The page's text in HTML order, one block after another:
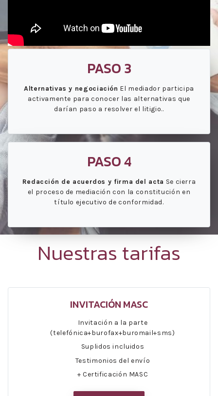
PASO 3
Alternativas y negociación El mediador participa
activamente para conocer las alternativas que
darían paso a resolver el litigio..
PASO 4
Redacción de acuerdos y firma del acta Se cierra
el proceso de mediación con la constitución en
título ejecutivo de conformidad.
Nuestras tarifas
INVITACIÓN MASC
Invitación a la parte
(telefónica+burofax+buromail+sms)
Suplidos incluidos
Testimonios del envío
+ Certificación MASC